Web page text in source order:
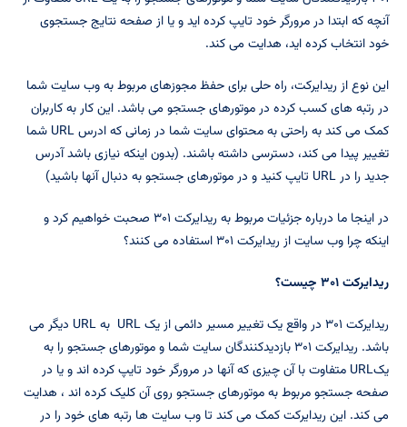
آنچه که ابتدا در مرورگر خود تایپ کرده اید و یا از صفحه نتایج جستجوی
خود انتخاب کرده اید، هدایت می کند.
این نوع از ریدایرکت، راه حلی برای حفظ مجوزهای مربوط به وب سایت شما
در رتبه های کسب کرده در موتورهای جستجو می باشد. این کار به کاربران
کمک می کند به راحتی به محتوای سایت شما در زمانی که ادرس URL شما
تغییر پیدا می کند، دسترسی داشته باشند. (بدون اینکه نیازی باشد آدرس
جدید را در URL تایپ کنید و در موتورهای جستجو به دنبال آنها باشید)
در اینجا ما درباره جزئیات مربوط به ریدایرکت ۳۰۱ صحبت خواهیم کرد و
اینکه چرا وب سایت از ریدایرکت ۳۰۱ استفاده می کنند؟
ریدایرکت ۳۰۱ چیست؟
ریدایرکت ۳۰۱ در واقع یک تغییر مسیر دائمی از یک URL به URL دیگر می
باشد. ریدایرکت ۳۰۱ بازدیدکنندگان سایت شما و موتورهای جستجو را به
یکURL متفاوت با آن چیزی که آنها در مرورگر خود تایپ کرده اند و یا در
صفحه جستجو مربوط به موتورهای جستجو روی آن کلیک کرده اند ، هدایت
می کند. این ریدایرکت کمک می کند تا وب سایت ها رتبه های خود را در